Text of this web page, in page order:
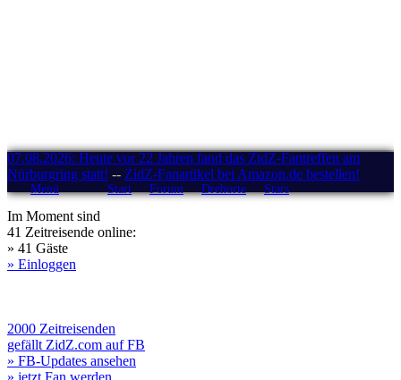
07.08.2026: Heute vor 22 Jahren fand das ZidZ-Fantreffen am
Nürburgring statt! -- ZidZ-Fanartikel bei Amazon.de bestellen!
Menü Start Forum Drehorte Stars
Im Moment sind
41 Zeitreisende online:
» 41 Gäste
» Einloggen
2000 Zeitreisenden
gefällt ZidZ.com auf FB
» FB-Updates ansehen
» jetzt Fan werden